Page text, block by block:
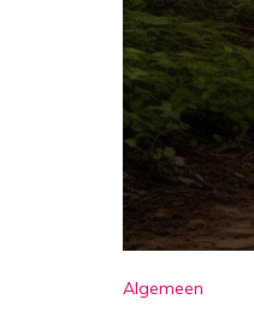
Algemeen